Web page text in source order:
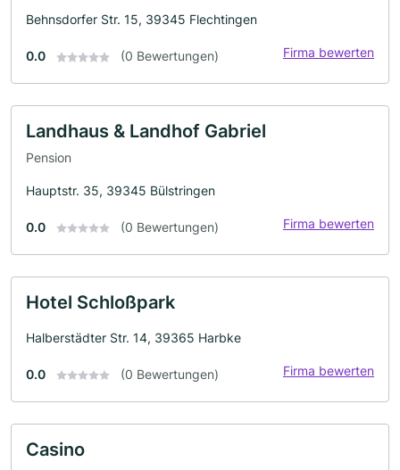
Behnsdorfer Str. 15, 39345 Flechtingen
0.0 (0 Bewertungen) Firma bewerten
Landhaus & Landhof Gabriel
Pension
Hauptstr. 35, 39345 Bülstringen
0.0 (0 Bewertungen) Firma bewerten
Hotel Schloßpark
Halberstädter Str. 14, 39365 Harbke
0.0 (0 Bewertungen) Firma bewerten
Casino